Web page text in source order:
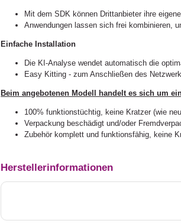
Mit dem SDK können Drittanbieter ihre
Anwendungen lassen sich frei kombinieren,
Einfache Installation
Die KI-Analyse wendet automatisch die
Easy Kitting - zum Anschließen des
Beim angebotenen Modell handelt es sich um
100% funktionstüchtig, keine Kratzer (wie
Verpackung beschädigt und/oder
Zubehör komplett und funktionsfähig, keine
Herstellerinformationen